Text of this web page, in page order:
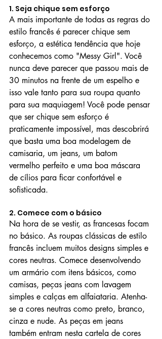
1. Seja chique sem esforço
A mais importante de todas as regras do
estilo francês é parecer chique sem
esforço, a estética tendência que hoje
conhecemos como "Messy Girl". Você
nunca deve parecer que passou mais de
30 minutos na frente de um espelho e
isso vale tanto para sua roupa quanto
para sua maquiagem! Você pode pensar
que ser chique sem esforço é
praticamente impossível, mas descobrirá
que basta uma boa modelagem de
camisaria, um jeans, um batom
vermelho perfeito e uma boa máscara
de cílios para ficar confortável e
sofisticada.
2. Comece com o básico
Na hora de se vestir, as francesas focam
no básico. As roupas clássicas de estilo
francês incluem muitos designs simples e
cores neutras. Comece desenvolvendo
um armário com itens básicos, como
camisas, peças jeans com lavagem
simples e calças em alfaiataria. Atenha-
se a cores neutras como preto, branco,
cinza e nude. As peças em jeans
também entram nesta cartela de cores